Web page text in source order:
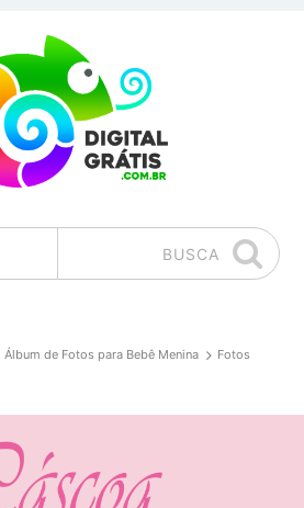
BUSCA
Álbum de Fotos para Bebê Menina
Fotos